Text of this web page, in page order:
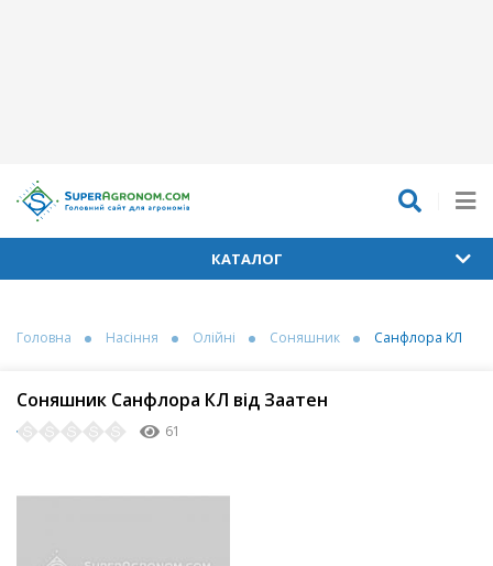
КАТАЛОГ
Головна Насіння Олійні Соняшник Санфлора КЛ
Соняшник Санфлора КЛ від Заатен
61